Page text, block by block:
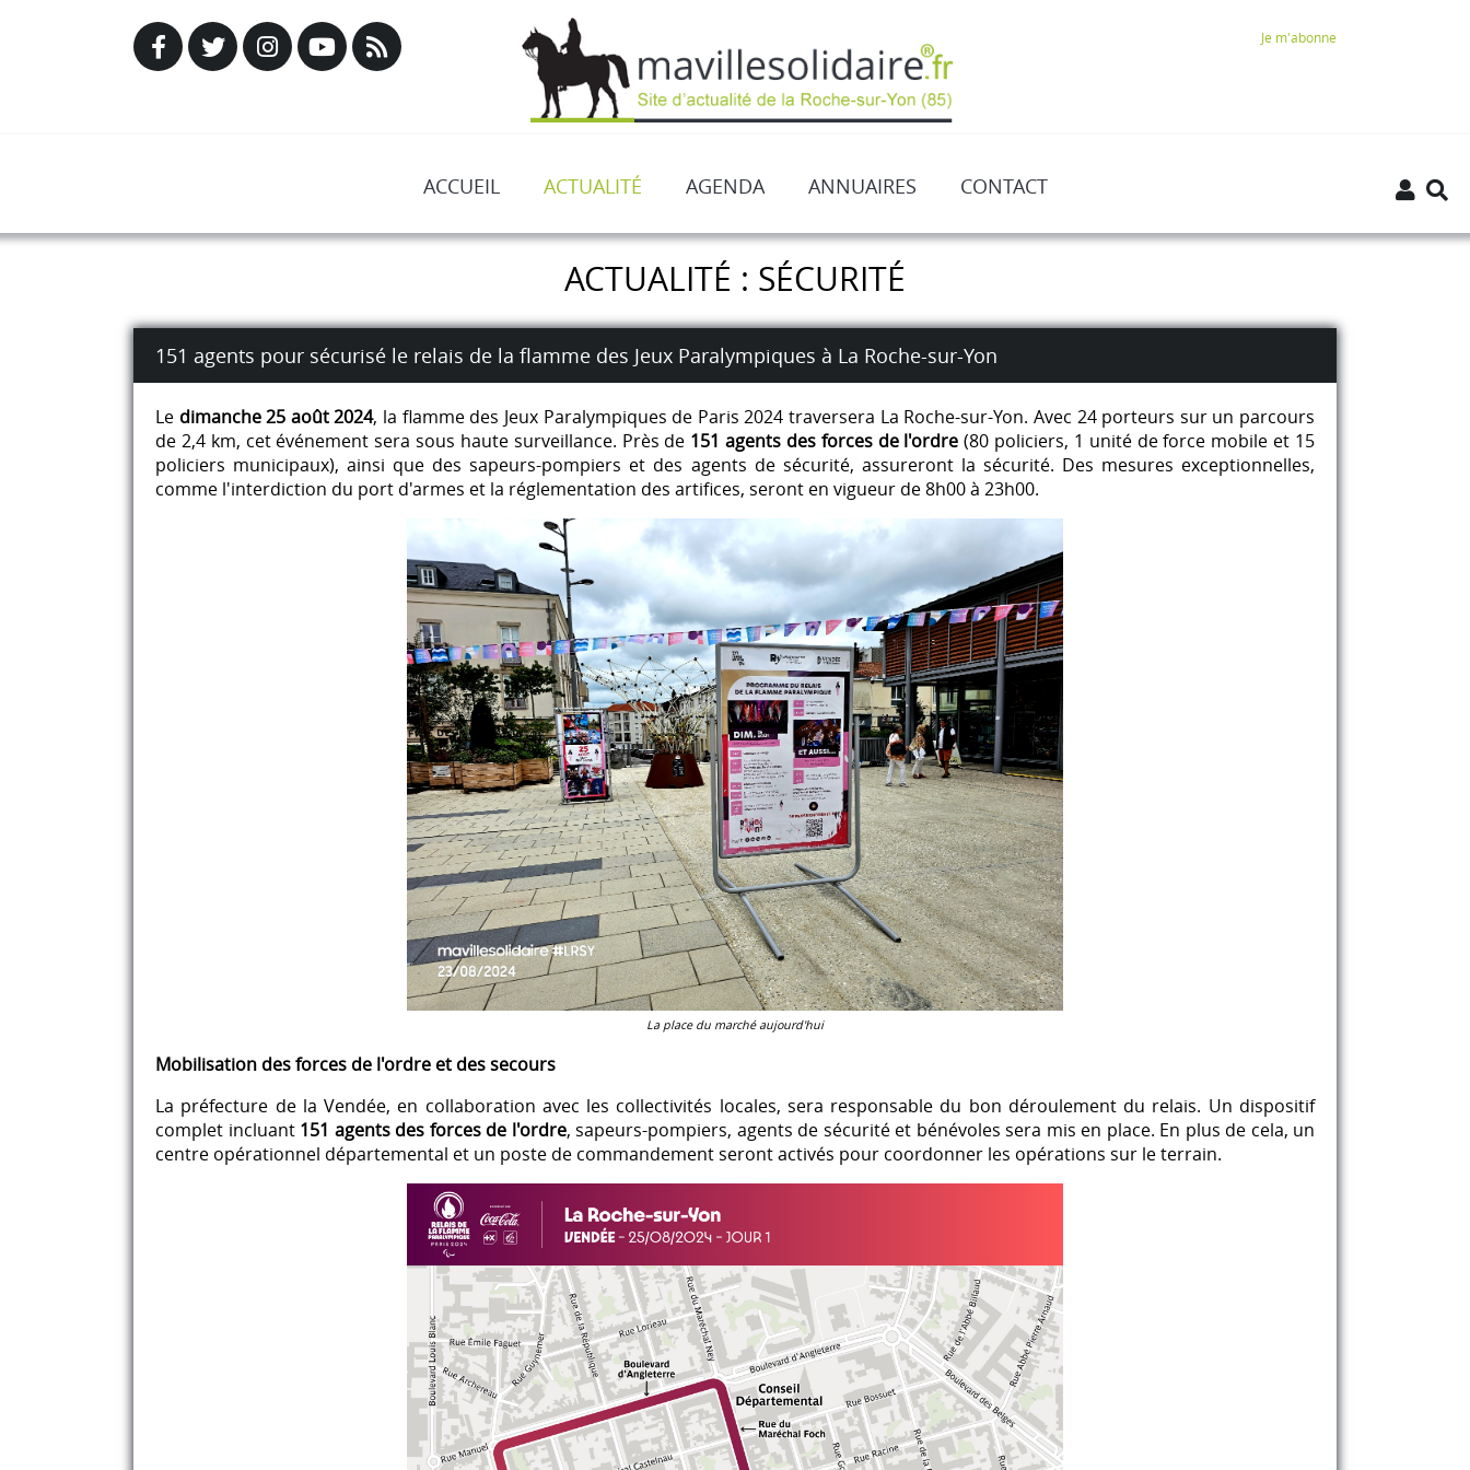
Je m'abonne
ACCUEIL ACTUALITÉ AGENDA ANNUAIRES CONTACT
ACTUALITÉ : SÉCURITÉ
151 agents pour sécurisé le relais de la flamme des Jeux Paralympiques à La Roche-sur-Yon
Le dimanche 25 août 2024, la flamme des Jeux Paralympiques de Paris 2024 traversera La Roche-sur-Yon. Avec 24 porteurs sur un parcours
de 2,4 km, cet événement sera sous haute surveillance. Près de 151 agents des forces de l'ordre (80 policiers, 1 unité de force mobile et 15
policiers municipaux), ainsi que des sapeurs-pompiers et des agents de sécurité, assureront la sécurité. Des mesures exceptionnelles,
comme l'interdiction du port d'armes et la réglementation des artifices, seront en vigueur de 8h00 à 23h00.
La place du marché aujourd'hui
Mobilisation des forces de l'ordre et des secours
La préfecture de la Vendée, en collaboration avec les collectivités locales, sera responsable du bon déroulement du relais. Un dispositif
complet incluant 151 agents des forces de l'ordre, sapeurs-pompiers, agents de sécurité et bénévoles sera mis en place. En plus de cela, un
centre opérationnel départemental et un poste de commandement seront activés pour coordonner les opérations sur le terrain.